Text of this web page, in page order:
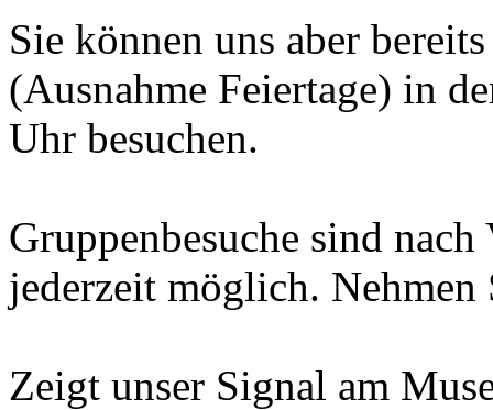
Sie können uns aber
(Ausnahme Feiertage) in
Uhr besuchen.
Gruppenbesuche sind
jederzeit möglich.
Zeigt unser Signal am